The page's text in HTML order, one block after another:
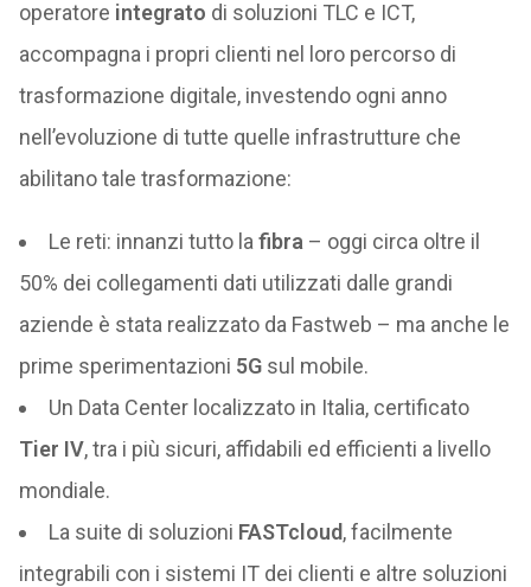
operatore integrato di soluzioni TLC e ICT,
accompagna i propri clienti nel loro percorso di
trasformazione digitale, investendo ogni anno
nell’evoluzione di tutte quelle infrastrutture che
abilitano tale trasformazione:
Le reti: innanzi tutto la fibra – oggi circa oltre il
50% dei collegamenti dati utilizzati dalle grandi
aziende è stata realizzato da Fastweb – ma anche le
prime sperimentazioni 5G sul mobile.
Un Data Center localizzato in Italia, certificato
Tier IV, tra i più sicuri, affidabili ed efficienti a livello
mondiale.
La suite di soluzioni FASTcloud, facilmente
integrabili con i sistemi IT dei clienti e altre soluzioni